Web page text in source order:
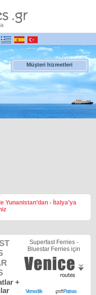
Müşteri hizmetleri
- İtalya’ya
+
Superfast Ferries -
Bluestar Ferries için
Venedik Patras